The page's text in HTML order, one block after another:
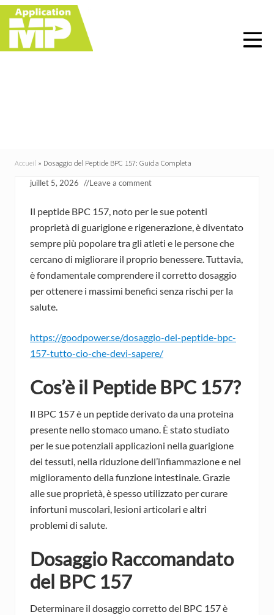
Menu
Skip
right
header
Skip
main
content
Skip
primary
sidebar
Skip
footer
Accueil » Dosaggio del Peptide BPC 157: Guida Completa
juillet 5, 2026 //Leave a comment
Il peptide BPC 157, noto per le sue potenti
proprietà di guarigione e rigenerazione, è diventato
sempre più popolare tra gli atleti e le persone che
cercano di migliorare il proprio benessere. Tuttavia,
è fondamentale comprendere il corretto dosaggio
per ottenere i massimi benefici senza rischi per la
salute.
https://goodpower.se/dosaggio-del-peptide-bpc-
157-tutto-cio-che-devi-sapere/
Cos’è il Peptide BPC 157?
Il BPC 157 è un peptide derivato da una proteina
presente nello stomaco umano. È stato studiato
per le sue potenziali applicazioni nella guarigione
dei tessuti, nella riduzione dell’infiammazione e nel
miglioramento della funzione intestinale. Grazie
alle sue proprietà, è spesso utilizzato per curare
infortuni muscolari, lesioni articolari e altri
problemi di salute.
Dosaggio Raccomandato
del BPC 157
Determinare il dosaggio corretto del BPC 157 è